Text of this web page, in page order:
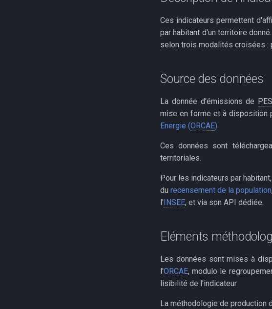
Ces indicateurs permettent
par habitant d'un territoire
selon trois modalités croisées :
Source des données
La donnée d'émissions de PES
mise en forme et à disposition
Energie (ORCAE).
Ces données sont
territoriales.
Pour les indicateurs par
durecensement de la population
l'INSEE, et via son API dédiée.
Eléments
Les données sont mises à
l'ORCAE, modulo le
lisibilité de l'indicateur.
La méthodologie de production